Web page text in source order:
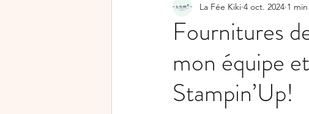
catalogue saisonnier Offres
SALE-A-BRATION
Rejoindre Stampin’Up! Carte
Fournitures
mon équipe
Stampin’Up!
La Fée Kiki 4 oct. 2024 1